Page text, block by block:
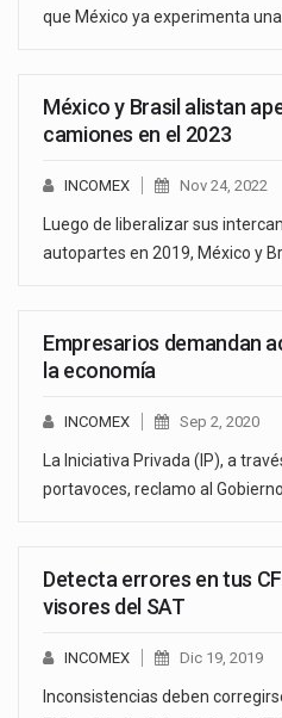
que México ya experimenta
México y Brasil alistan
camiones en el 2023
INCOMEX Nov 24, 2022
Luego de liberalizar sus
autopartes en 2019, México y
Empresarios demandan
la economía
INCOMEX Sep 2, 2020
La Iniciativa Privada (IP), a
portavoces, reclamo al
Detecta errores en tus
visores del SAT
INCOMEX Dic 19, 2019
Inconsistencias deben